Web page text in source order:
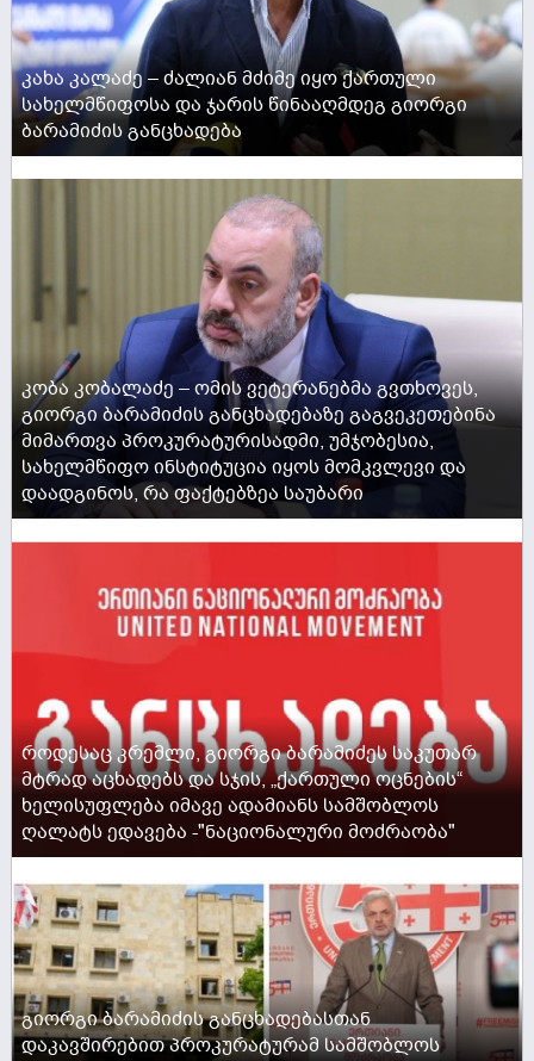
კახა კალაძე – ძალიან მძიმე იყო ქართული
სახელმწიფოსა და ჯარის წინააღმდეგ გიორგი
ბარამიძის განცხადება
კობა კობალაძე – ომის ვეტერანებმა გვთხოვეს,
გიორგი ბარამიძის განცხადებაზე გაგვეკეთებინა
მიმართვა პროკურატურისადმი, უმჯობესია,
სახელმწიფო ინსტიტუცია იყოს მომკვლევი და
დაადგინოს, რა ფაქტებზეა საუბარი
როდესაც კრემლი, გიორგი ბარამიძეს საკუთარ
მტრად აცხადებს და სჯის, „ქართული ოცნების“
ხელისუფლება იმავე ადამიანს სამშობლოს
ღალატს ედავება -"ნაციონალური მოძრაობა"
გიორგი ბარამიძის განცხადებასთან
დაკავშირებით პროკურატურამ სამშობლოს